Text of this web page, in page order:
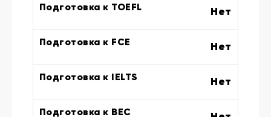
Подготовка к TOEFL Нет
Подготовка к FCE Нет
Подготовка к IELTS Нет
Подготовка к BEC